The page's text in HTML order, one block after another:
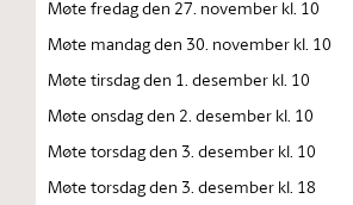
Møte fredag den 27. november kl. 10
Møte mandag den 30. november kl. 10
Møte tirsdag den 1. desember kl. 10
Møte onsdag den 2. desember kl. 10
Møte torsdag den 3. desember kl. 10
Møte torsdag den 3. desember kl. 18